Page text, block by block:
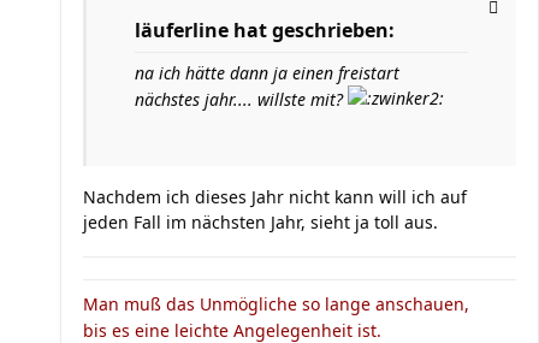
läuferline hat geschrieben:
na ich hätte dann ja einen freistart
nächstes jahr.... willste mit?
Nachdem ich dieses Jahr nicht kann will ich auf
jeden Fall im nächsten Jahr, sieht ja toll aus.
Man muß das Unmögliche so lange anschauen,
bis es eine leichte Angelegenheit ist.